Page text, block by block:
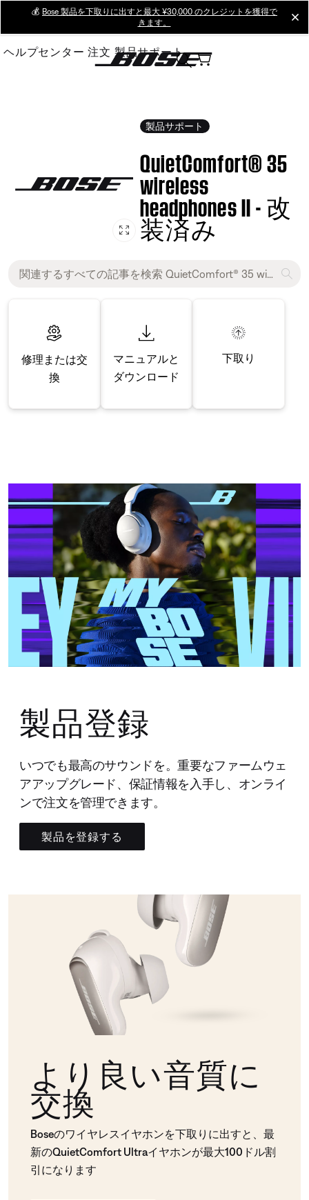
Main
💰 Bose 製品を下取りに出すと最大 ¥30,000 のクレジットを獲得で
きます。
ヘルプセンター 注文 製品サポート
製品サポート
QuietComfort® 35
wireless
headphones II - 改
装済み
修理または交
換
マニュアルと
ダウンロード
下取り
製品登録
いつでも最高のサウンドを。重要なファームウェ
アアップグレード、保証情報を入手し、オンライ
ンで注文を管理できます。
製品を登録する
より良い音質に
交換
Boseのワイヤレスイヤホンを下取りに出すと、最
新のQuietComfort Ultraイヤホンが最大100ドル割
引になります